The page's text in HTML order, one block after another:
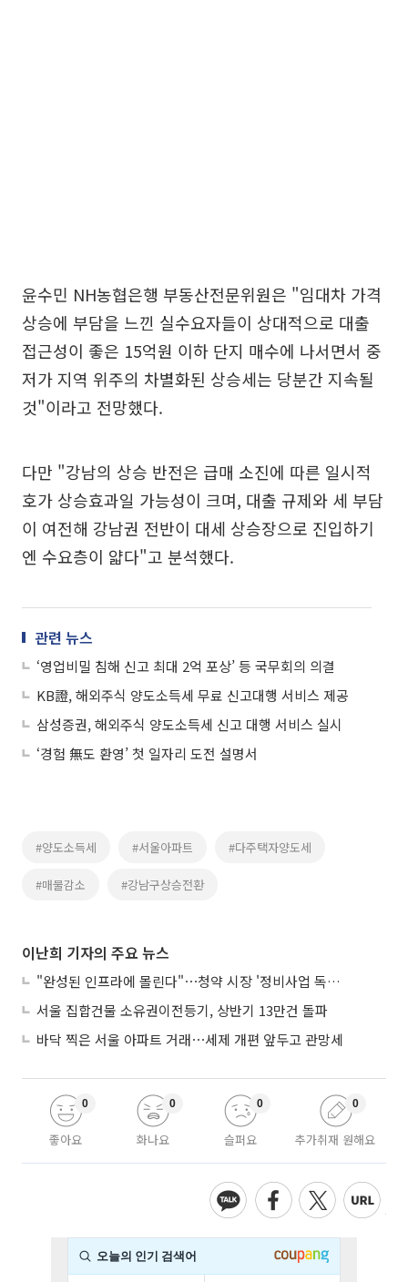
윤수민 NH농협은행 부동산전문위원은 "임대차 가격
상승에 부담을 느낀 실수요자들이 상대적으로 대출
접근성이 좋은 15억원 이하 단지 매수에 나서면서 중
저가 지역 위주의 차별화된 상승세는 당분간 지속될
것"이라고 전망했다.
다만 "강남의 상승 반전은 급매 소진에 따른 일시적
호가 상승효과일 가능성이 크며, 대출 규제와 세 부담
이 여전해 강남권 전반이 대세 상승장으로 진입하기
엔 수요층이 얇다"고 분석했다.
관련 뉴스
‘영업비밀 침해 신고 최대 2억 포상’ 등 국무회의 의결
KB證, 해외주식 양도소득세 무료 신고대행 서비스 제공
삼성증권, 해외주식 양도소득세 신고 대행 서비스 실시
‘경험 無도 환영’ 첫 일자리 도전 설명서
#양도소득세 #서울아파트 #다주택자양도세
#매물감소 #강남구상승전환
이난희 기자의 주요 뉴스
"완성된 인프라에 몰린다"⋯청약 시장 '정비사업 독주' 42배 격차
서울 집합건물 소유권이전등기, 상반기 13만건 돌파
바닥 찍은 서울 아파트 거래⋯세제 개편 앞두고 관망세
좋아요
0
화나요
0
슬퍼요
0
추가취재 원해요
0